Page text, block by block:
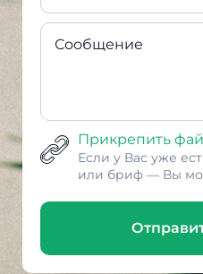
Сообщение
Прикрепить
Если у Вас уже
или бриф — Вы